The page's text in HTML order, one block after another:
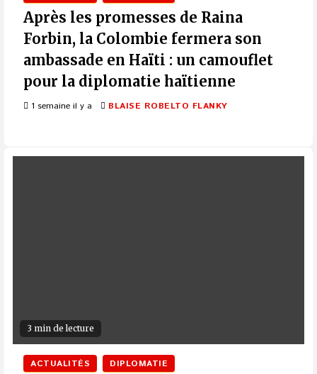
Après les promesses de Raina
Forbin, la Colombie fermera son
ambassade en Haïti : un camouflet
pour la diplomatie haïtienne
1 semaine il y a BLAISE ROBELTO FLANKY
3 min de lecture
ACTUALITÉS DIPLOMATIE